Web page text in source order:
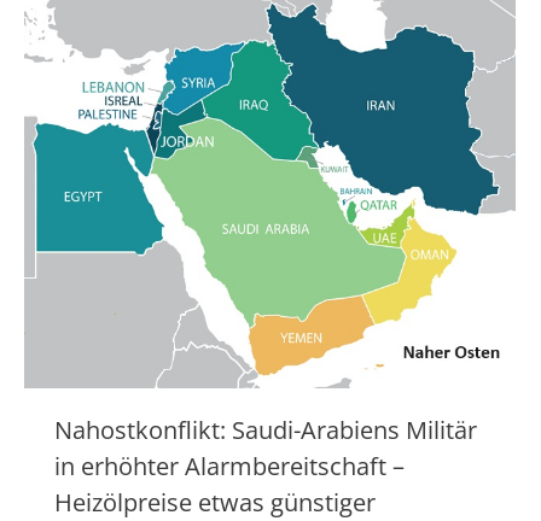
Nahostkonflikt: Saudi-Arabiens Militär
in erhöhter Alarmbereitschaft –
Heizölpreise etwas günstiger